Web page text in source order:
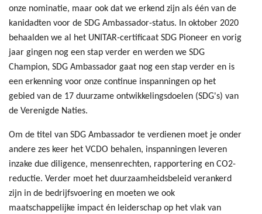
onze nominatie, maar ook dat we erkend zijn als één van de
kanidadten voor de SDG Ambassador-status. In oktober 2020
behaalden we al het UNITAR-certificaat SDG Pioneer en vorig
jaar gingen nog een stap verder en werden we SDG
Champion, SDG Ambassador gaat nog een stap verder en is
een erkenning voor onze continue inspanningen op het
gebied van de 17 duurzame ontwikkelingsdoelen (SDG's) van
de Verenigde Naties.
Om de titel van SDG Ambassador te verdienen moet je onder
andere zes keer het VCDO behalen, inspanningen leveren
inzake due diligence, mensenrechten, rapportering en CO2-
reductie. Verder moet het duurzaamheidsbeleid verankerd
zijn in de bedrijfsvoering en moeten we ook
maatschappelijke impact én leiderschap op het vlak van